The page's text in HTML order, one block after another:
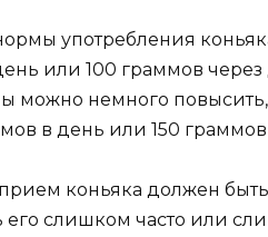
употребления
или 100 граммов
можно немного повысить,
в день или 150
коньяка должен
его слишком часто или